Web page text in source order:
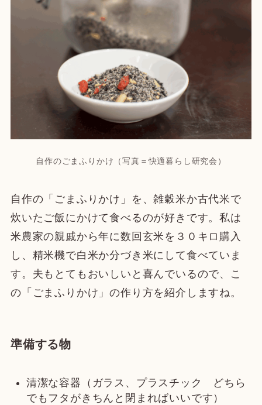
自作のごまふりかけ（写真＝快適暮らし研究会）
自作の「ごまふりかけ」を、雑穀米か古代米で
炊いたご飯にかけて食べるのが好きです。私は
米農家の親戚から年に数回玄米を３０キロ購入
し、精米機で白米か分づき米にして食べていま
す。夫もとてもおいしいと喜んでいるので、こ
の「ごまふりかけ」の作り方を紹介しますね。
準備する物
清潔な容器（ガラス、プラスチック どちら
でもフタがきちんと閉まればいいです）